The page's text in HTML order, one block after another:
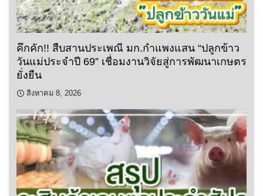
คึกคัก!! สืบสานประเพณี มก.กำแพงแสน “ปลูกข้าว
วันแม่ประจำปี 69” เชื่อมงานวิจัยสู่การพัฒนาเกษตร
ยั่งยืน
สิงหาคม 8, 2026